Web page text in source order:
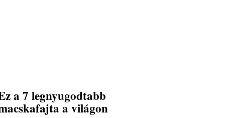
a 7 legnyugodtabb
a világon